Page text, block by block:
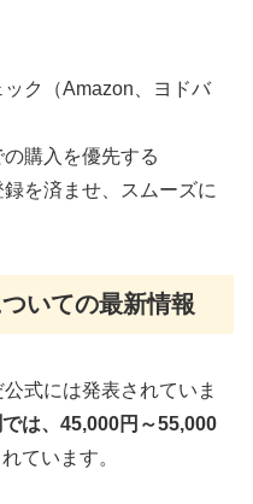
ク（Amazon、ヨドバ
購入を優先する
を済ませ、スムーズに
いての最新情報
式には発表されていま
は、45,000円～55,000
ています。